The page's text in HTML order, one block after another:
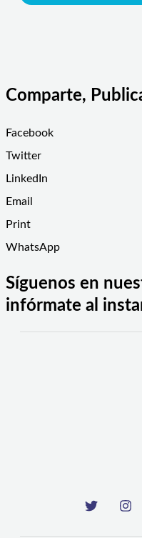
Comparte,
Facebook
Twitter
LinkedIn
Email
Print
WhatsApp
Síguenos en
infórmate al